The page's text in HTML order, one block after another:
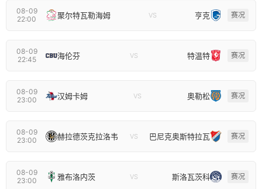
08-09
22:00
聚尔特瓦勒海姆 VS 亨克 赛况
08-09
22:45
海伦芬 VS 特温特 赛况
08-09
23:00
汉姆卡姆 VS 奥勒松 赛况
08-09
23:00
赫拉德茨克拉洛韦 VS 巴尼克奥斯特拉瓦 赛况
08-09
23:00
雅布洛内茨 VS 斯洛瓦茨科 赛况